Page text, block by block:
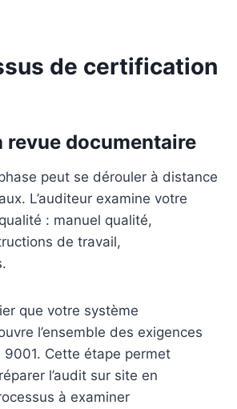
de certification
revue documentaire
peut se dérouler à distance
L’auditeur examine votre
: manuel qualité,
de travail,
que votre système
l’ensemble des exigences
9001. Cette étape permet
l’audit sur site en
à examiner